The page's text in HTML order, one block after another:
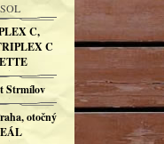
C,
C
Strmílov
otočný